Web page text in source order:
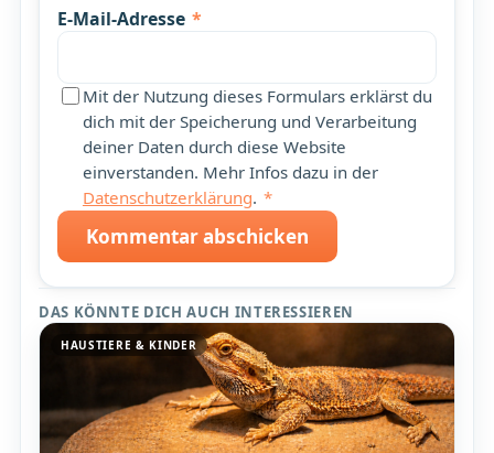
E-Mail-Adresse *
Mit der Nutzung dieses Formulars erklärst du
dich mit der Speicherung und Verarbeitung
deiner Daten durch diese Website
einverstanden. Mehr Infos dazu in der
Datenschutzerklärung. *
Kommentar abschicken
DAS KÖNNTE DICH AUCH INTERESSIEREN
HAUSTIERE & KINDER